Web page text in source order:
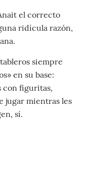
el correcto
ridícula razón,
siempre
en su base:
con figuritas,
jugar mientras les
sí.